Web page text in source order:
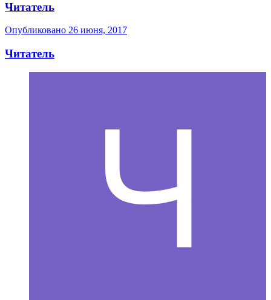
Читатель
Опубликовано 26 июня, 2017
Читатель